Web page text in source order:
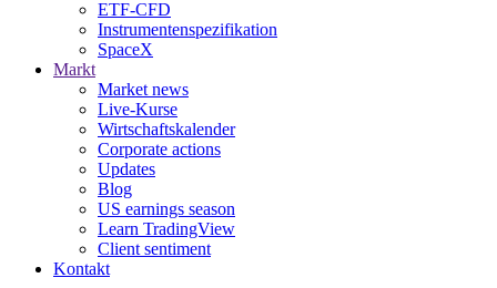
ETF-CFD
Instrumentenspezifikation
SpaceX
Markt
Market news
Live-Kurse
Wirtschaftskalender
Corporate actions
Updates
Blog
US earnings season
Learn TradingView
Client sentiment
Kontakt